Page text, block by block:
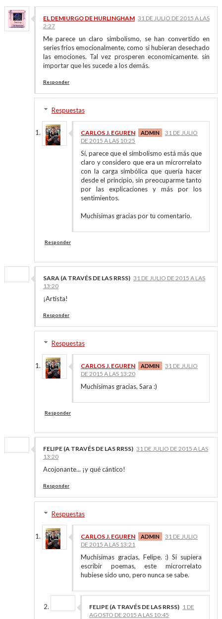
EL DEMIURGO DE HURLINGHAM 31 DE JULIO DE 2015 A LAS
2:27
Me parece un claro simbolismo, se han convertido en
series fríos emocionalmente, como si hubieran desechado
las emociones. Tal vez prosperen economicamente. sin
importar que les sucede a los demás.
Responder
Respuestas
CARLOS J. EGUREN
31 DE JULIO
DE 2015 A LAS 10:25
Sí, parece que el simbolismo está más que
claro y considero que era un microrrelato
con la carga simbólica que quería hacer
desde el principio, sin preocuparme tanto
por las explicaciones y más por los
sentimientos.
Muchísimas gracias por tu comentario.
Responder
SARA (A TRAVÉS DE LAS RRSS) 31 DE JULIO DE 2015 A LAS
13:20
¡Artista!
Responder
Respuestas
CARLOS J. EGUREN
31 DE JULIO
DE 2015 A LAS 13:20
Muchísimas gracias, Sara :)
Responder
FELIPE (A TRAVÉS DE LAS RRSS) 31 DE JULIO DE 2015 A LAS
13:20
Acojonante... ¡y qué cántico!
Responder
Respuestas
CARLOS J. EGUREN
31 DE JULIO
DE 2015 A LAS 13:21
Muchísimas gracias, Felipe. :) Si supiera
escribir poemas, este microrrelato
hubiese sido uno, pero nunca se sabe.
FELIPE (A TRAVÉS DE LAS RRSS) 1 DE
AGOSTO DE 2015 A LAS 10:45